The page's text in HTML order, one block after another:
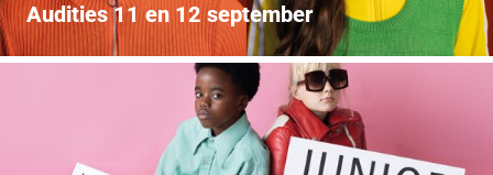
Audities 11 en 12 september